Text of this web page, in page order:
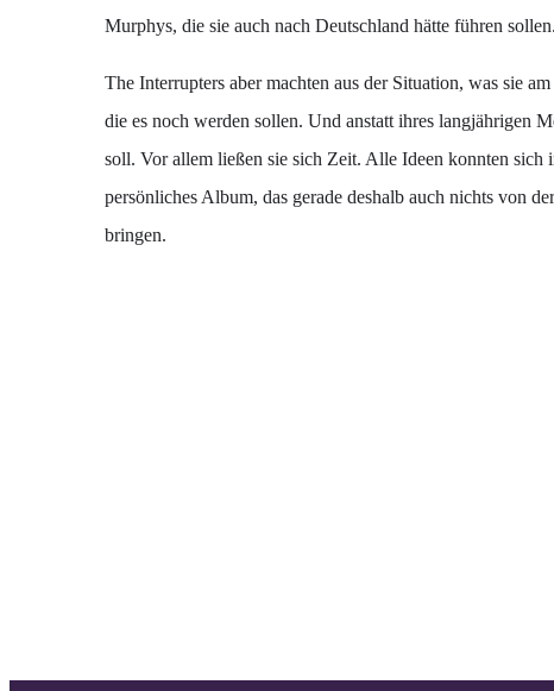
Murphys, die sie auch nach Deutschland hätte führen sollen.
The Interrupters aber machten aus der Situation, was sie
die es noch werden sollen. Und anstatt ihres langjährigen
soll. Vor allem ließen sie sich Zeit. Alle Ideen konnten
persönliches Album, das gerade deshalb auch nichts von
bringen.